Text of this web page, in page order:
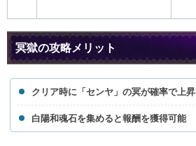
冥獄の攻略メリット
クリア時に「センヤ」の冥が確率で上昇
白陽和魂石を集めると報酬を獲得可能